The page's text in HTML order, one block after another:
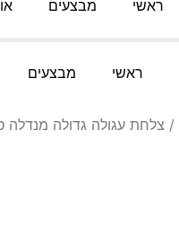
ראשי מבצעים
ראשי מבצעים
/ צלחת עגולה גדולה מנדלה